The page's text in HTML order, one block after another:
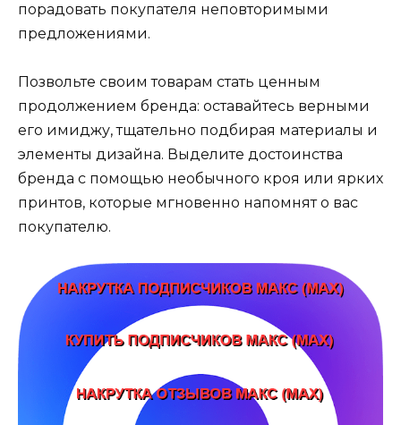
порадовать покупателя неповторимыми
предложениями.
Позвольте своим товарам стать ценным
продолжением бренда: оставайтесь верными
его имиджу, тщательно подбирая материалы и
элементы дизайна. Выделите достоинства
бренда с помощью необычного кроя или ярких
принтов, которые мгновенно напомнят о вас
покупателю.